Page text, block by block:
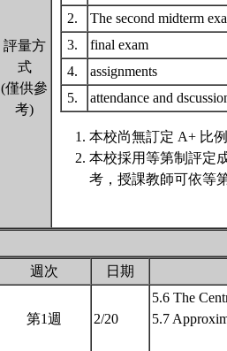
評量方
式
(僅供參
考)
2.
The second midterm
3.
final exam
4.
assignments
5.
attendance and
本校尚無訂定 A+ 比例
本校採用等第制評定
考，授課教師可依等
週次
日期
第1週 2/20
5.6 The
5.7